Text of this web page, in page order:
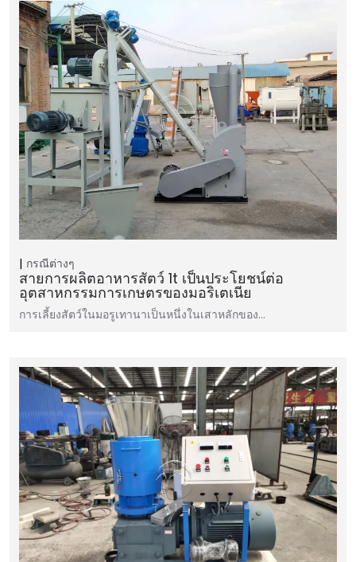
กรณีต่างๆ
สายการผลิตอาหารสัตว์ 1t เป็นประโยชน์ต่อ
อุตสาหกรรมการเกษตรของมอริเตเนีย
การเลี้ยงสัตว์ในมอรูเทานาเป็นหนึ่งในเสาหลักของ…